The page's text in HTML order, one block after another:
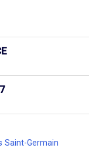
Saint-Germain